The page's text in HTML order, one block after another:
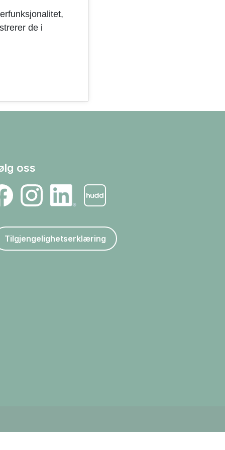
oss
Tilgjengelighetserklæring
de i